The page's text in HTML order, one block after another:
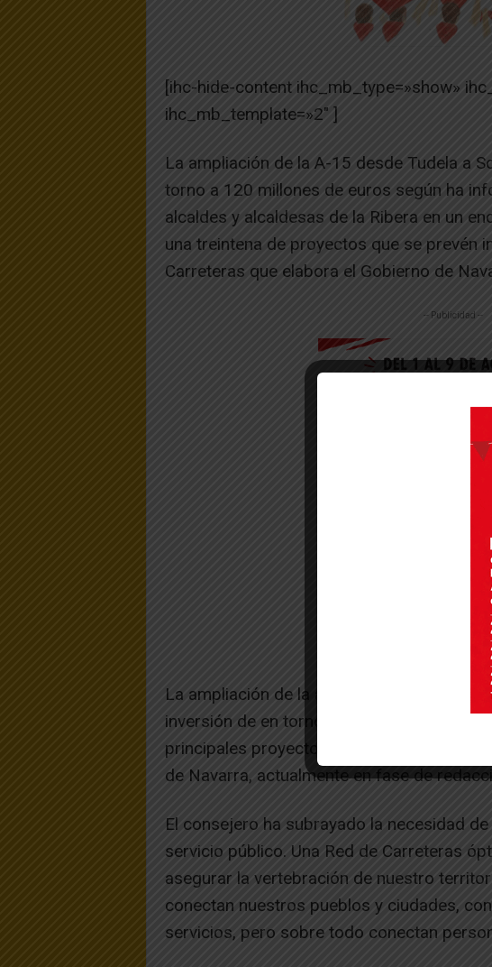
[ihc-hide-content ihc_mb_type=»show»
ihc_mb_template=»2″ ]
La ampliación de la A-15 desde Tudela a
torno a 120 millones de euros según ha
alcaldes y alcaldesas de la Ribera en un
una treintena de proyectos que se prevén
Carreteras que elabora el Gobierno de
-- Publicidad --
La ampliación de la autovía A-15 desde
inversión de en torno a 120 millones de
principales proyectos que prevé recoger el
de Navarra, actualmente en fase de
El consejero ha subrayado la necesidad
servicio público. Una Red de Carreteras
asegurar la vertebración de nuestro
conectan nuestros pueblos y ciudades,
servicios, pero sobre todo conectan